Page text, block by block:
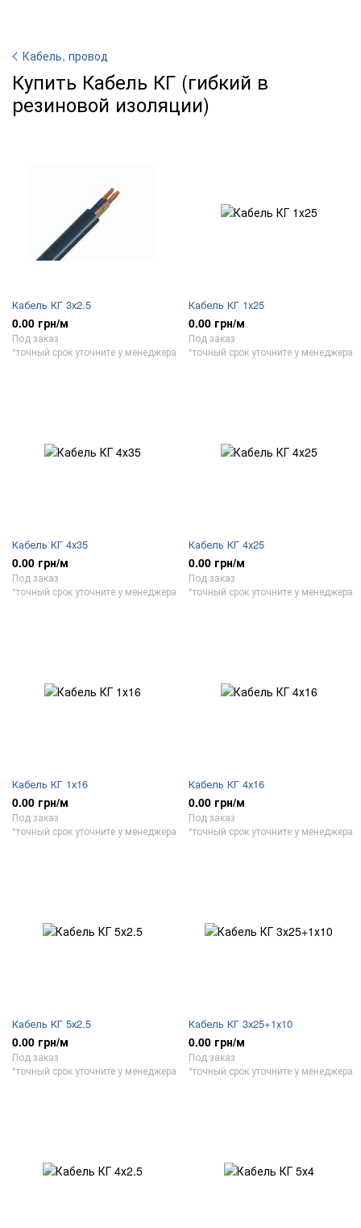
Кабель, провод
Купить Кабель КГ (гибкий в
резиновой изоляции)
Кабель КГ 3х2.5
0.00 грн/м
Под заказ
*точный срок уточните у менеджера
Кабель КГ 1х25
0.00 грн/м
Под заказ
*точный срок уточните у менеджера
Кабель КГ 4х35
0.00 грн/м
Под заказ
*точный срок уточните у менеджера
Кабель КГ 4х25
0.00 грн/м
Под заказ
*точный срок уточните у менеджера
Кабель КГ 1х16
0.00 грн/м
Под заказ
*точный срок уточните у менеджера
Кабель КГ 4х16
0.00 грн/м
Под заказ
*точный срок уточните у менеджера
Кабель КГ 5х2.5
0.00 грн/м
Под заказ
*точный срок уточните у менеджера
Кабель КГ 3х25+1х10
0.00 грн/м
Под заказ
*точный срок уточните у менеджера